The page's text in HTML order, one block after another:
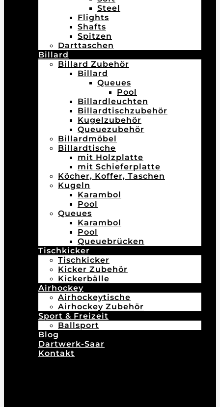
Steel
Flights
Shafts
Spitzen
Darttaschen
Billard
Billard Zubehör
Billard
Queues
Pool
Billardleuchten
Billardtischzubehör
Kugelzubehör
Queuezubehör
Billardmöbel
Billardtische
mit Holzplatte
mit Schieferplatte
Köcher, Koffer, Taschen
Kugeln
Karambol
Pool
Queues
Karambol
Pool
Queuebrücken
Tischkicker
Tischkicker
Kicker Zubehör
Kickerbälle
Airhockey
Airhockeytische
Airhockey Zubehör
Sport & Freizeit
Ballsport
Blog
Dartwerk-Saar
Kontakt